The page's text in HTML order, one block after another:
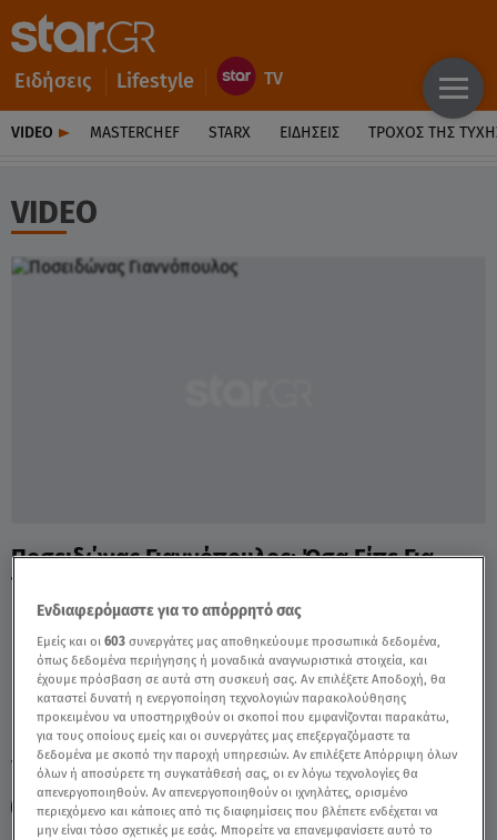
Ειδήσεις Lifestyle
VIDEO MASTERCHEF STARX ΕΙΔΉΣΕΙΣ ΤΡΟΧΌΣ ΤΗΣ
VIDEO
Ποσειδώνας Γιαννόπουλος: Όσα Είπε Για
Τη Μαρία Σολωμού - Video
TAGS: ΠΟΣΕΙΔΩΝΑΣ ΓΙΑΝΝΟΠΟΥΛΟΣ BREAKFAST@STAR
ΜΑΡΙΑ ΣΟΛΩΜΟΥ
Ενδιαφερόμαστε για το απόρρητό σας
Εμείς και οι603 συνεργάτες μας αποθηκεύουμε προσωπικά δεδομένα,
όπως δεδομένα περιήγησης ή μοναδικά αναγνωριστικά στοιχεία, και
έχουμε πρόσβαση σε αυτά στη συσκευή σας. Αν επιλέξετε Αποδοχή, θα
καταστεί δυνατή η ενεργοποίηση τεχνολογιών παρακολούθησης
προκειμένου να υποστηριχθούν οι σκοποί που εμφανίζονται παρακάτω,
για τους οποίους εμείς και οι συνεργάτες μας επεξεργαζόμαστε τα
δεδομένα με σκοπό την παροχή υπηρεσιών. Αν επιλέξετε Απόρριψη όλων
όλων ή αποσύρετε τη συγκατάθεσή σας, οι εν λόγω τεχνολογίες θα
απενεργοποιηθούν. Αν απενεργοποιηθούν οι ιχνηλάτες, ορισμένο
περιεχόμενο και κάποιες από τις διαφημίσεις που βλέπετε ενδέχεται να
μην είναι τόσο σχετικές με εσάς. Μπορείτε να επανεμφανίσετε αυτό το